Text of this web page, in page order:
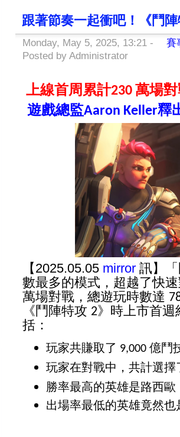
跟著節奏一起衝吧！《鬥
Monday, May 5, 2025, 13:21 -
賽
Posted by Administrator
上線首周累計230 萬場
遊戲總監Aaron Keller釋
【2025.05.05 mirror 訊】
數最多的模式，超越了快
萬場對戰，總遊玩時數達
《鬥陣特攻 2》時上市首
括：
玩家共賺取了 9,000 億鬥
玩家在對戰中，共計選
勝率最高的英雄是路西歐
出場率最低的英雄竟然